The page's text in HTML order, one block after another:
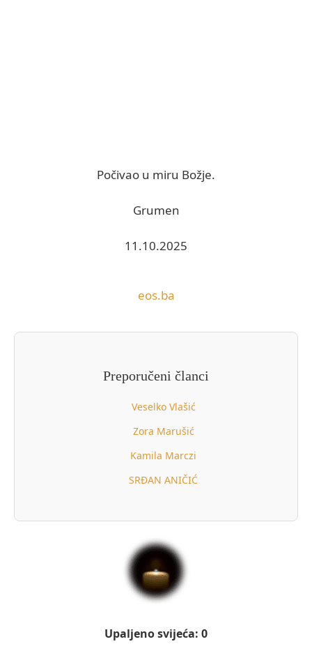
Počivao u miru Božje.
Grumen
11.10.2025
eos.ba
Preporučeni članci
Veselko Vlašić
Zora Marušić
Kamila Marczi
SRĐAN ANIČIĆ
Upaljeno svijeća: 0